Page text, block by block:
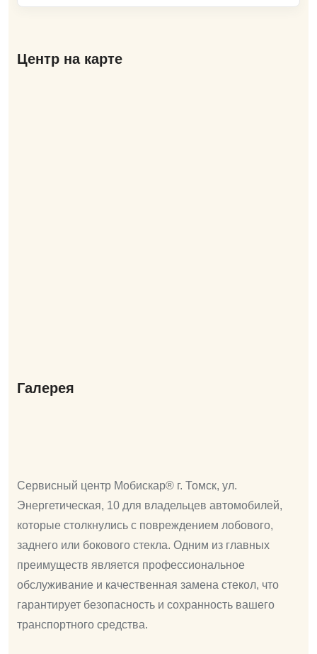
Центр на карте
Галерея
Сервисный центр Мобискар® г. Томск, ул. ​
Энергетическая, 10 для владельцев автомобилей,
которые столкнулись с повреждением лобового,
заднего или бокового стекла. Одним из главных
преимуществ является профессиональное
обслуживание и качественная замена стекол, что
гарантирует безопасность и сохранность вашего
транспортного средства.